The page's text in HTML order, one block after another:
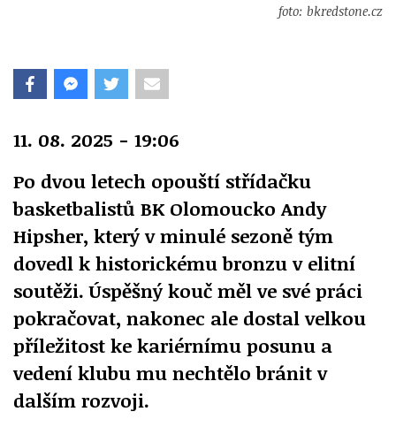
foto: bkredstone.cz
11. 08. 2025 - 19:06
Po dvou letech opouští střídačku
basketbalistů BK Olomoucko Andy
Hipsher, který v minulé sezoně tým
dovedl k historickému bronzu v elitní
soutěži. Úspěšný kouč měl ve své práci
pokračovat, nakonec ale dostal velkou
příležitost ke kariérnímu posunu a
vedení klubu mu nechtělo bránit v
dalším rozvoji.